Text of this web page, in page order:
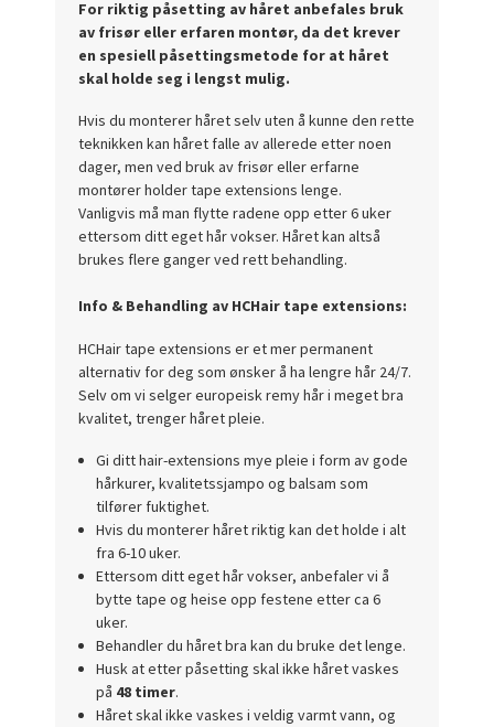
For riktig påsetting av håret anbefales bruk
av frisør eller erfaren montør, da det krever
en spesiell påsettingsmetode for at håret
skal holde seg i lengst mulig.
Hvis du monterer håret selv uten å kunne den rette
teknikken kan håret falle av allerede etter noen
dager, men ved bruk av frisør eller erfarne
montører holder tape extensions lenge.
Vanligvis må man flytte radene opp etter 6 uker
ettersom ditt eget hår vokser. Håret kan altså
brukes flere ganger ved rett behandling.
Info & Behandling av HCHair tape extensions:
HCHair tape extensions er et mer permanent
alternativ for deg som ønsker å ha lengre hår 24/7.
Selv om vi selger europeisk remy hår i meget bra
kvalitet, trenger håret pleie.
Gi ditt hair-extensions mye pleie i form av gode
hårkurer, kvalitetssjampo og balsam som
tilfører fuktighet.
Hvis du monterer håret riktig kan det holde i alt
fra 6-10 uker.
Ettersom ditt eget hår vokser, anbefaler vi å
bytte tape og heise opp festene etter ca 6
uker.
Behandler du håret bra kan du bruke det lenge.
Husk at etter påsetting skal ikke håret vaskes
på 48 timer.
Håret skal ikke vaskes i veldig varmt vann, og